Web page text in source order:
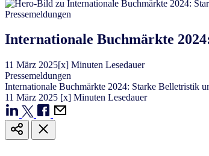
Pressemeldungen
Internationale Buchmärkte
11 März 2025[x] Minuten Lesedauer
Pressemeldungen
Internationale Buchmärkte 2024: Starke Belletristik
11 März 2025 [x] Minuten Lesedauer